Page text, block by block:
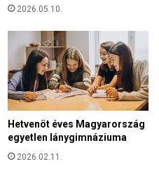
2026.05.10.
Hetvenöt éves Magyarország
egyetlen lánygimnáziuma
2026.02.11.